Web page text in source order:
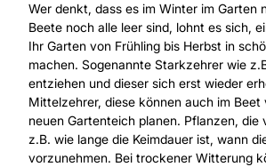
Wer denkt, dass es im Winter im
Beete noch alle leer sind, lohnt es sich,
Ihr Garten von Frühling bis Herbst in
machen. Sogenannte Starkzehrer wie
entziehen und dieser sich erst wieder
Mittelzehrer, diese können auch im
neuen Gartenteich planen. Pflanzen,
z.B. wie lange die Keimdauer ist, wann
vorzunehmen. Bei trockener Witterung